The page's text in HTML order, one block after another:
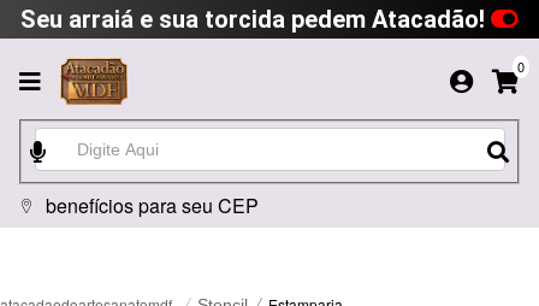
Seu arraiá e sua torcida pedem Atacadão!
0
benefícios para seu CEP